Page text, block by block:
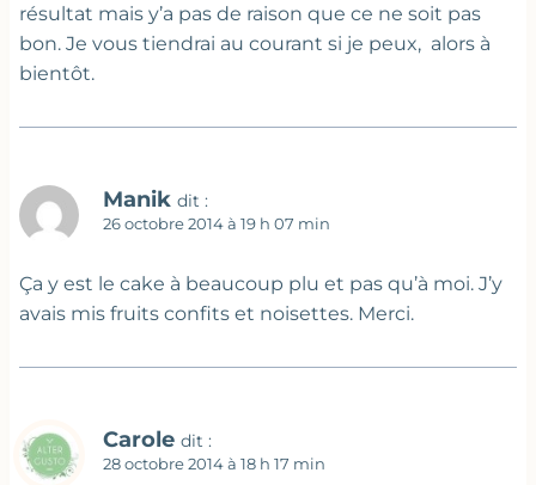
résultat mais y’a pas de raison que ce ne soit pas
bon. Je vous tiendrai au courant si je peux, alors à
bientôt.
Manik dit :
26 octobre 2014 à 19 h 07 min
Ça y est le cake à beaucoup plu et pas qu’à moi. J’y
avais mis fruits confits et noisettes. Merci.
Carole dit :
28 octobre 2014 à 18 h 17 min